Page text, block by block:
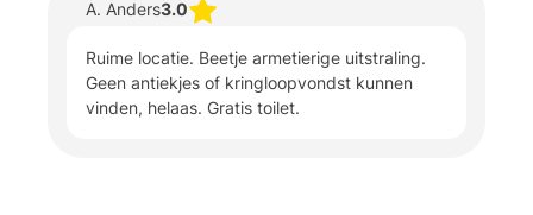
A. Anders3.0
Ruime locatie. Beetje armetierige uitstraling.
Geen antiekjes of kringloopvondst kunnen
vinden, helaas. Gratis toilet.